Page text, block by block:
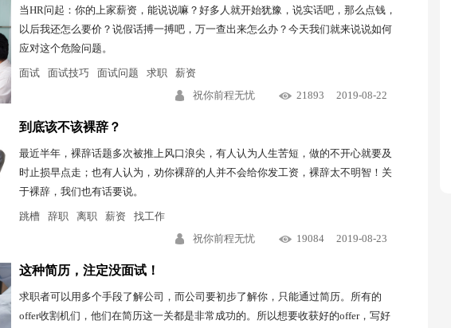
当HR问起：你的上家薪资，能说说嘛？好多人就开始犹豫，说实话吧，那么点钱，
以后我还怎么要价？说假话搏一搏吧，万一查出来怎么办？今天我们就来说说如何
应对这个危险问题。
面试 面试技巧 面试问题 求职
薪资
祝你前程无忧
21893 2019-08-22
到底该不该裸辞？
最近半年，裸辞话题多次被推上风口浪尖，有人认为人生苦短，做的不开心就要及
时止损早点走；也有人认为，劝你裸辞的人并不会给你发工资，裸辞太不明智！关
于裸辞，我们也有话要说。
跳槽 辞职 离职 薪资
找工作
祝你前程无忧
19084 2019-08-23
这种简历，注定没面试！
求职者可以用多个手段了解公司，而公司要初步了解你，只能通过简历。所有的
offer收割机们，他们在简历这一关都是非常成功的。所以想要收获好的offer，写好